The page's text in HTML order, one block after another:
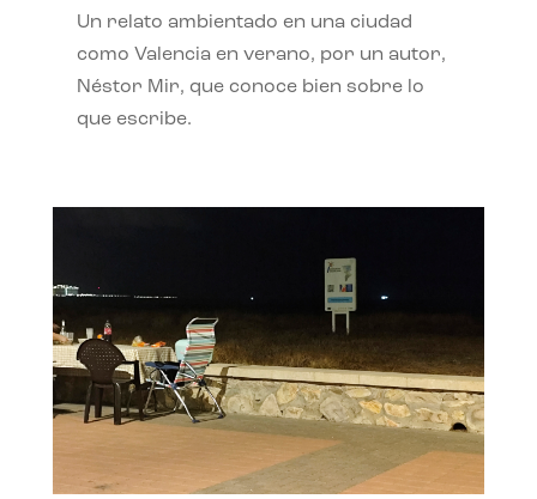
Un relato ambientado en una ciudad
como Valencia en verano, por un autor,
Néstor Mir, que conoce bien sobre lo
que escribe.